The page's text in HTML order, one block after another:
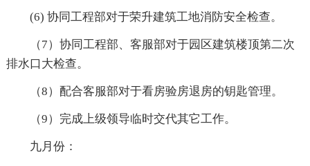
(6) 协同工程部对于荣升建筑工地消防安全检查。
（7）协同工程部、客服部对于园区建筑楼顶第二次
排水口大检查。
（8）配合客服部对于看房验房退房的钥匙管理。
（9）完成上级领导临时交代其它工作。
九月份：